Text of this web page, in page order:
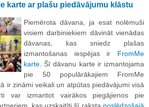
karte ar plašu piedāvājumu klāstu
Piemērota dāvana, ja esat nolēmuši
visiem darbiniekiem dāvināt vienādas
dāvanas, kas sniedz plašas
izmantošanas iespējas ir FromMe
karte . Šī dāvanu karte ir izmantojama
pie 50 populārākajiem FromMe
ir zināmi veikali un atpūtas piedāvājumi visā
var izmantot vairākos piegājienos pie